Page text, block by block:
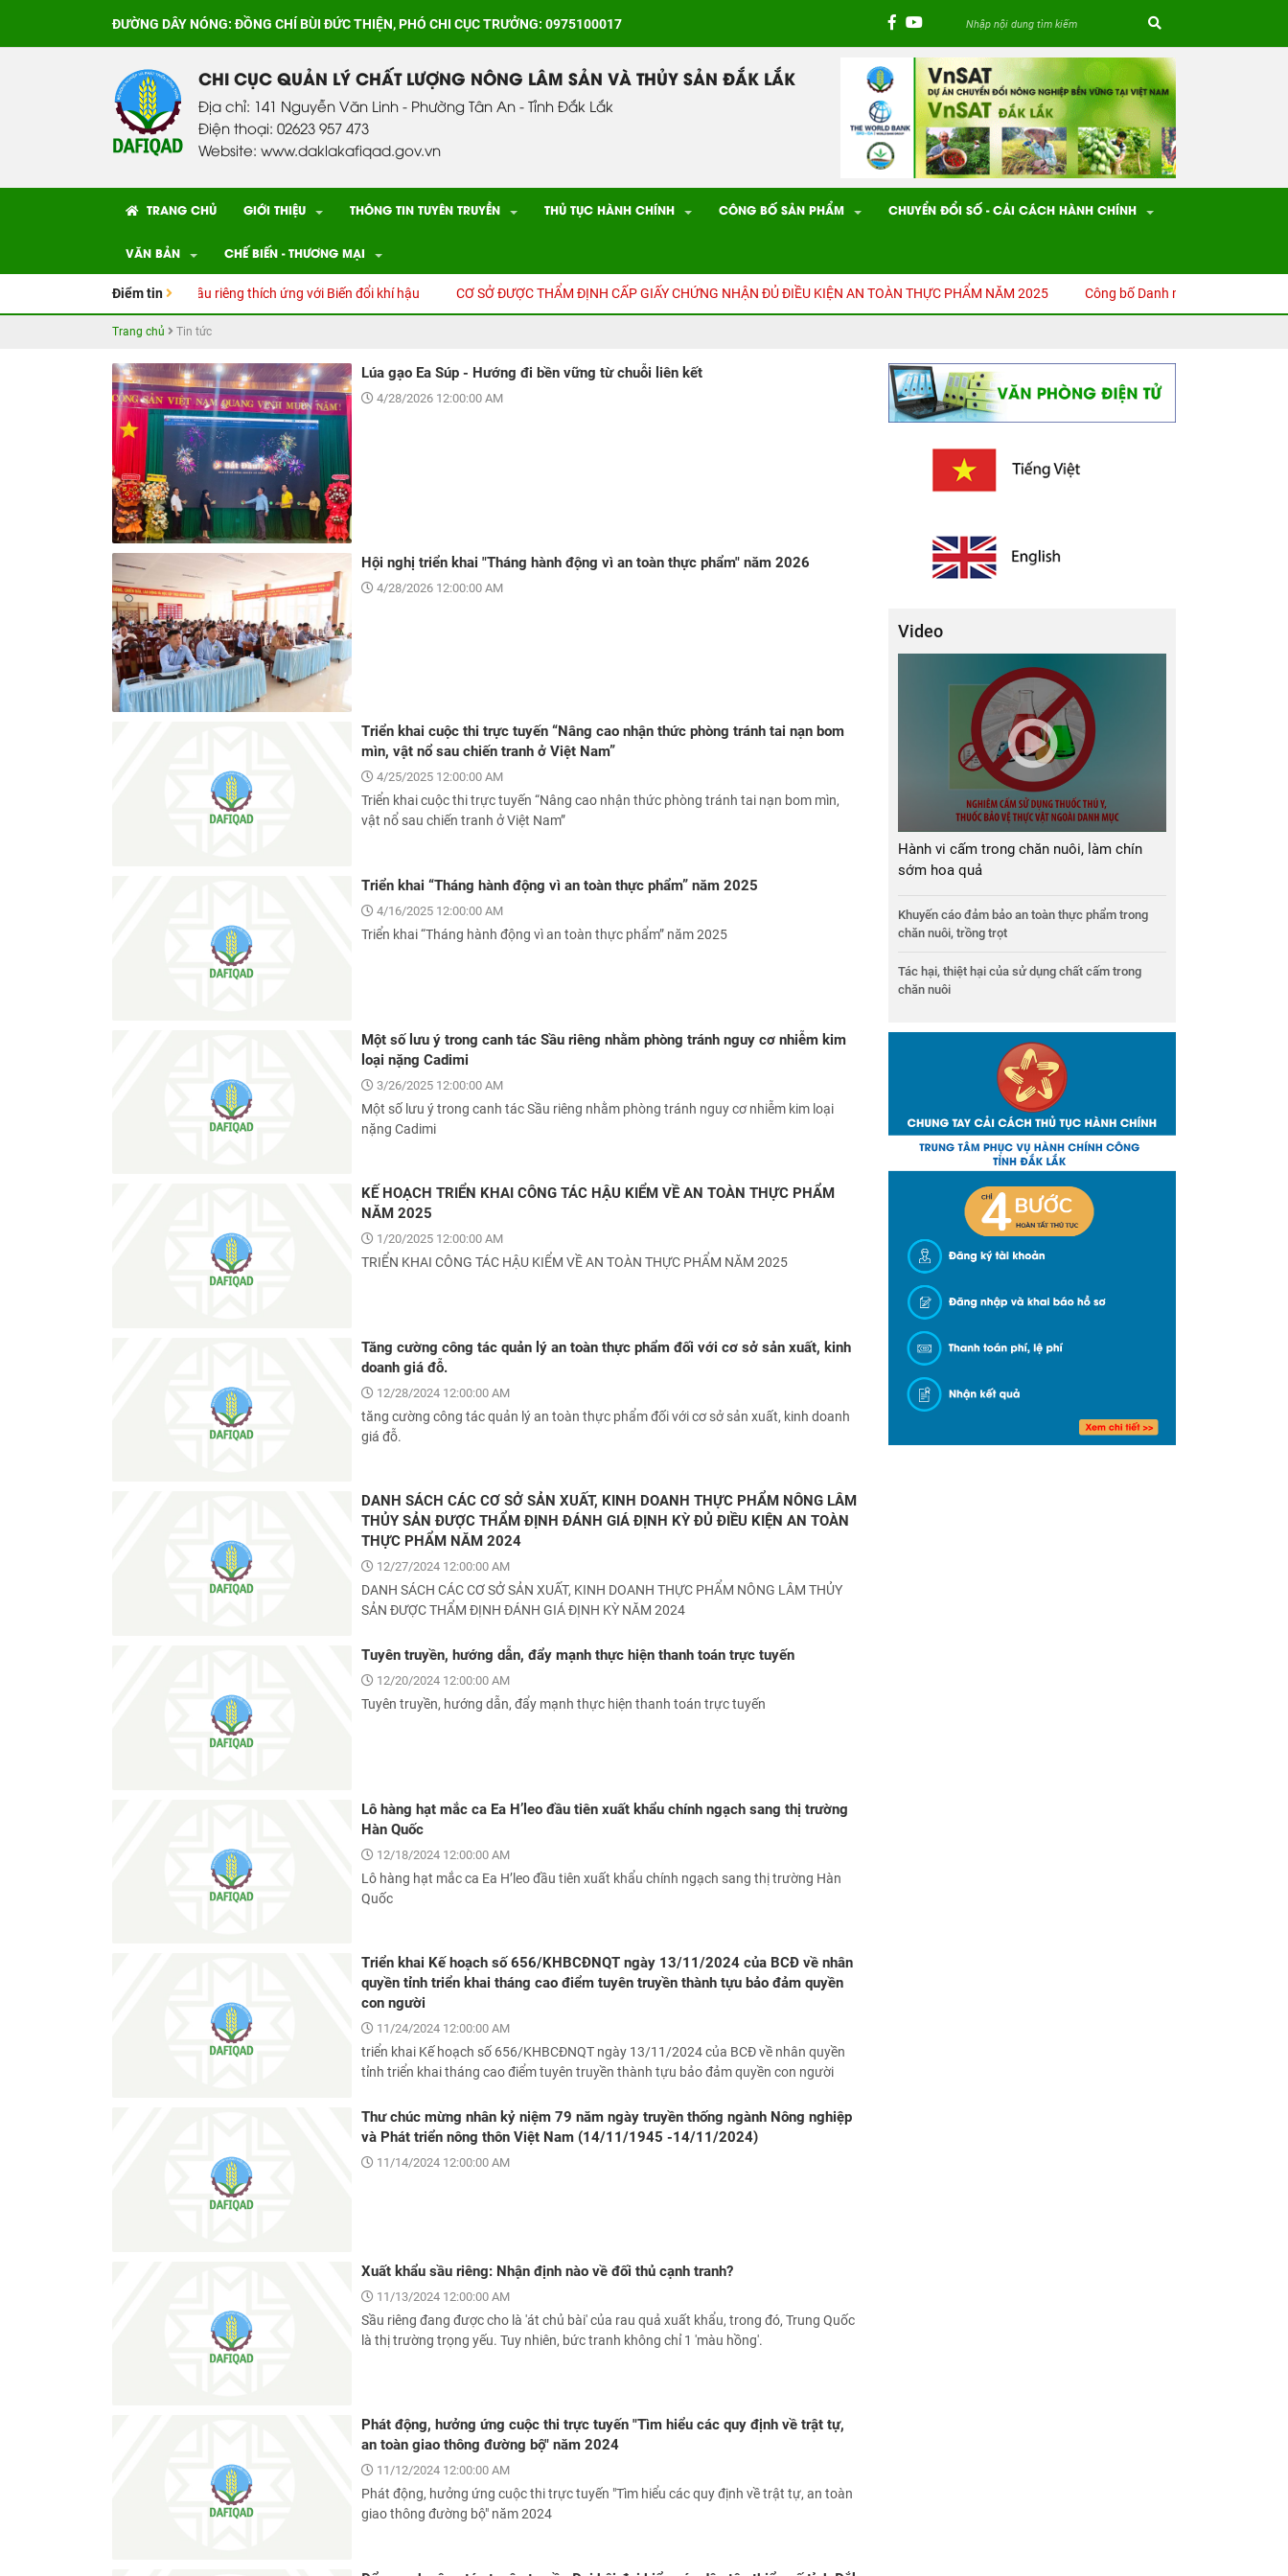
ĐƯỜNG DÂY NÓNG:ĐỒNG CHÍ BÙI ĐỨC THIỆN, PHÓ CHI CỤC TRƯỞNG: 0975100017
CHI CỤC QUẢN LÝ CHẤT LƯỢNG NÔNG LÂM SẢN VÀ THỦY SẢN ĐẮK LẮK
Địa chỉ: 141 Nguyễn Văn Linh - Phường Tân An - Tỉnh Đắk Lắk
Điện thoại: 02623 957 473
Website: www.daklakafiqad.gov.vn
TRANG CHỦ GIỚI THIỆU THÔNG TIN TUYÊN TRUYỀN THỦ TỤC HÀNH CHÍNH CÔNG BỐ SẢN PHẨM CHUYỂN ĐỔI SỐ - CẢI CÁCH HÀNH CHÍNH
VĂN BẢN CHẾ BIẾN - THƯƠNG MẠI
Điểm tin
thuật Canh tác cây Sầu riêng thích ứng với Biến đổi khí hậu CƠ SỞ ĐƯỢC THẨM ĐỊNH CẤP GIẤY CHỨNG NHẬN ĐỦ ĐIỀU KIỆN AN TOÀN THỰC PHẨM NĂM 2025 Công bố Danh mục thủ tục hành chính
Trang chủ Tin tức
Lúa gạo Ea Súp - Hướng đi bền vững từ chuỗi liên kết
4/28/2026 12:00:00 AM
Hội nghị triển khai "Tháng hành động vì an toàn thực phẩm" năm 2026
4/28/2026 12:00:00 AM
Triển khai cuộc thi trực tuyến “Nâng cao nhận thức phòng tránh tai nạn bom
mìn, vật nổ sau chiến tranh ở Việt Nam”
4/25/2025 12:00:00 AM
Triển khai cuộc thi trực tuyến “Nâng cao nhận thức phòng tránh tai nạn bom mìn,
vật nổ sau chiến tranh ở Việt Nam”
Triển khai “Tháng hành động vì an toàn thực phẩm” năm 2025
4/16/2025 12:00:00 AM
Triển khai “Tháng hành động vì an toàn thực phẩm” năm 2025
Một số lưu ý trong canh tác Sầu riêng nhằm phòng tránh nguy cơ nhiễm kim
loại nặng Cadimi
3/26/2025 12:00:00 AM
Một số lưu ý trong canh tác Sầu riêng nhằm phòng tránh nguy cơ nhiễm kim loại
nặng Cadimi
KẾ HOẠCH TRIỂN KHAI CÔNG TÁC HẬU KIỂM VỀ AN TOÀN THỰC PHẨM
NĂM 2025
1/20/2025 12:00:00 AM
TRIỂN KHAI CÔNG TÁC HẬU KIỂM VỀ AN TOÀN THỰC PHẨM NĂM 2025
Tăng cường công tác quản lý an toàn thực phẩm đối với cơ sở sản xuất, kinh
doanh giá đỗ.
12/28/2024 12:00:00 AM
tăng cường công tác quản lý an toàn thực phẩm đối với cơ sở sản xuất, kinh doanh
giá đỗ.
DANH SÁCH CÁC CƠ SỞ SẢN XUẤT, KINH DOANH THỰC PHẨM NÔNG LÂM
THỦY SẢN ĐƯỢC THẨM ĐỊNH ĐÁNH GIÁ ĐỊNH KỲ ĐỦ ĐIỀU KIỆN AN TOÀN
THỰC PHẨM NĂM 2024
12/27/2024 12:00:00 AM
DANH SÁCH CÁC CƠ SỞ SẢN XUẤT, KINH DOANH THỰC PHẨM NÔNG LÂM THỦY
SẢN ĐƯỢC THẨM ĐỊNH ĐÁNH GIÁ ĐỊNH KỲ NĂM 2024
Tuyên truyền, hướng dẫn, đẩy mạnh thực hiện thanh toán trực tuyến
12/20/2024 12:00:00 AM
Tuyên truyền, hướng dẫn, đẩy mạnh thực hiện thanh toán trực tuyến
Lô hàng hạt mắc ca Ea H’leo đầu tiên xuất khẩu chính ngạch sang thị trường
Hàn Quốc
12/18/2024 12:00:00 AM
Lô hàng hạt mắc ca Ea H’leo đầu tiên xuất khẩu chính ngạch sang thị trường Hàn
Quốc
Triển khai Kế hoạch số 656/KHBCĐNQT ngày 13/11/2024 của BCĐ về nhân
quyền tỉnh triển khai tháng cao điểm tuyên truyền thành tựu bảo đảm quyền
con người
11/24/2024 12:00:00 AM
triển khai Kế hoạch số 656/KHBCĐNQT ngày 13/11/2024 của BCĐ về nhân quyền
tỉnh triển khai tháng cao điểm tuyên truyền thành tựu bảo đảm quyền con người
Thư chúc mừng nhân kỷ niệm 79 năm ngày truyền thống ngành Nông nghiệp
và Phát triển nông thôn Việt Nam (14/11/1945 -14/11/2024)
11/14/2024 12:00:00 AM
Xuất khẩu sầu riêng: Nhận định nào về đối thủ cạnh tranh?
11/13/2024 12:00:00 AM
Sầu riêng đang được cho là 'át chủ bài' của rau quả xuất khẩu, trong đó, Trung Quốc
là thị trường trọng yếu. Tuy nhiên, bức tranh không chỉ 1 'màu hồng'.
Phát động, hưởng ứng cuộc thi trực tuyến "Tìm hiểu các quy định về trật tự,
an toàn giao thông đường bộ" năm 2024
11/12/2024 12:00:00 AM
Phát động, hưởng ứng cuộc thi trực tuyến "Tìm hiểu các quy định về trật tự, an toàn
giao thông đường bộ" năm 2024
Video
Hành vi cấm trong chăn nuôi, làm chín
sớm hoa quả
Khuyến cáo đảm bảo an toàn thực phẩm trong
chăn nuôi, trồng trọt
Tác hại, thiệt hại của sử dụng chất cấm trong
chăn nuôi